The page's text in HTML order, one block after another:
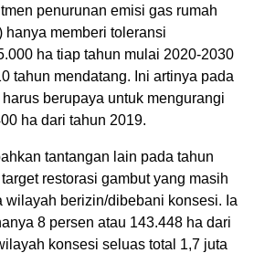
penurunan emisi gas rumah
hanya memberi toleransi
ha tiap tahun mulai 2020-2030
tahun mendatang. Ini artinya pada
berupaya untuk mengurangi
ha dari tahun 2019.
tantangan lain pada tahun
restorasi gambut yang masih
wilayah berizin/dibebani konsesi. Ia
8 persen atau 143.448 ha dari
konsesi seluas total 1,7 juta